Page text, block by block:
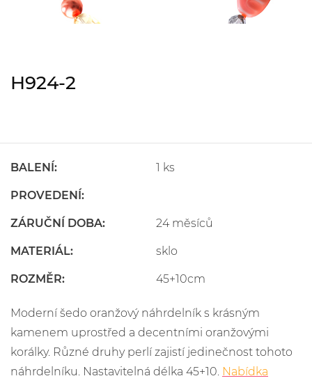
H924-2
BALENÍ: 1 ks
PROVEDENÍ:
ZÁRUČNÍ DOBA: 24 měsíců
MATERIÁL: sklo
ROZMĚR: 45+10cm
Moderní šedo oranžový náhrdelník s krásným
kamenem uprostřed a decentními oranžovými
korálky. Různé druhy perlí zajistí jedinečnost tohoto
náhrdelníku. Nastavitelná délka 45+10. Nabídka